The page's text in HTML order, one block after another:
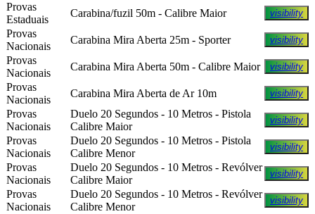
Provas
Estaduais
Carabina/fuzil 50m - Calibre Maior visibility
Provas
Nacionais
Carabina Mira Aberta 25m - Sporter visibility
Provas
Nacionais
Carabina Mira Aberta 50m - Calibre Maior visibility
Provas
Nacionais
Carabina Mira Aberta de Ar 10m visibility
Provas
Nacionais
Duelo 20 Segundos - 10 Metros - Pistola
Calibre Maior
visibility
Provas
Nacionais
Duelo 20 Segundos - 10 Metros - Pistola
Calibre Menor
visibility
Provas
Nacionais
Duelo 20 Segundos - 10 Metros - Revólver
Calibre Maior
visibility
Provas
Nacionais
Duelo 20 Segundos - 10 Metros - Revólver
Calibre Menor
visibility